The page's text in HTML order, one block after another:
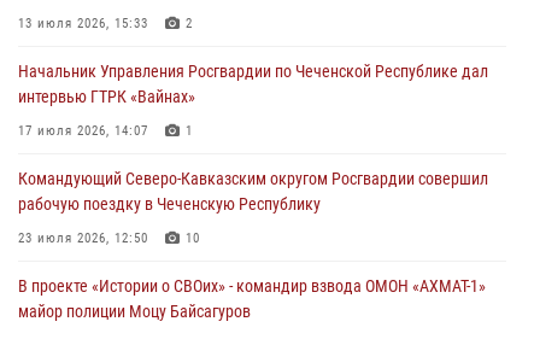
Начальник Управления Росгвардии по Чеченской Республике дал
17 июля 2026, 14:07
13 июля 2026, 15:33 2
Начальник Управления Росгвардии по Чеченской Республике дал
интервью ГТРК «Вайнах»
17 июля 2026, 14:07 1
Командующий Северо-Кавказским округом Росгвардии совершил
рабочую поездку в Чеченскую Республику
23 июля 2026, 12:50 10
В проекте «Истории о СВОих» - командир взвода ОМОН «АХМАТ-1»
майор полиции Моцу Байсагуров